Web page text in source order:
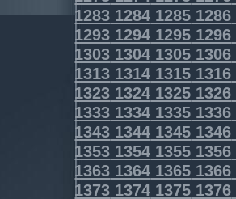
1283 1284 1285 1286
1293 1294 1295 1296
1303 1304 1305 1306
1313 1314 1315 1316
1323 1324 1325 1326
1333 1334 1335 1336
1343 1344 1345 1346
1353 1354 1355 1356
1363 1364 1365 1366
1373 1374 1375 1376